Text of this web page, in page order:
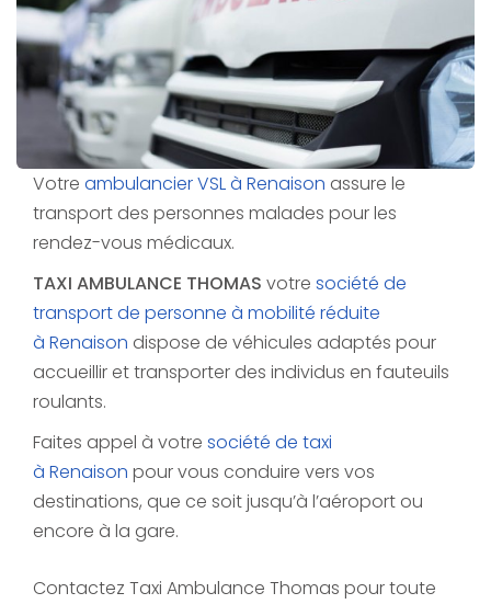
Votre ambulancier VSL à Renaison assure le
transport des personnes malades pour les
rendez-vous médicaux.
TAXI AMBULANCE THOMAS votre société de
transport de personne à mobilité réduite
à Renaison dispose de véhicules adaptés pour
accueillir et transporter des individus en fauteuils
roulants.
Faites appel à votre société de taxi
à Renaison pour vous conduire vers vos
destinations, que ce soit jusqu’à l’aéroport ou
encore à la gare.
Contactez Taxi Ambulance Thomas pour toute